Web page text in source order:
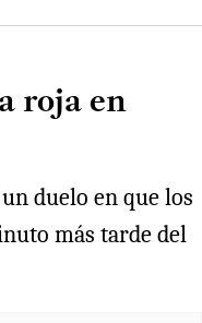
roja en
duelo en que los
más tarde del